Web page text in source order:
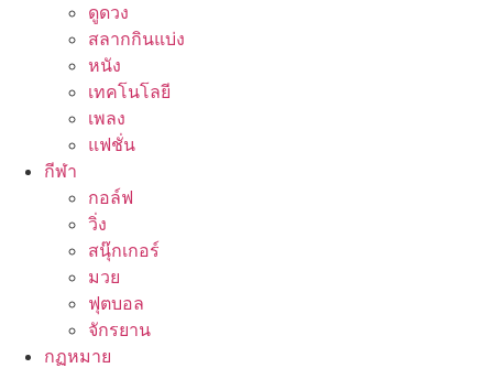
ดูดวง
สลากกินแบ่ง
หนัง
เทคโนโลยี
เพลง
แฟชั่น
กีฬา
กอล์ฟ
วิ่ง
สนุ๊กเกอร์
มวย
ฟุตบอล
จักรยาน
กฏหมาย